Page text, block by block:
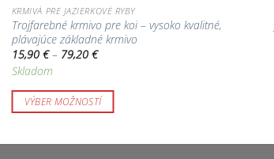
KRMIVÁ PRE JAZIERKOVÉ RYBY
Trojfarebné krmivo pre koi – vysoko kvalitné,
plávajúce základné krmivo
15,90 € – 79,20 €Price
through
79,20 €
Skladom
VÝBER MOŽNOSTÍ